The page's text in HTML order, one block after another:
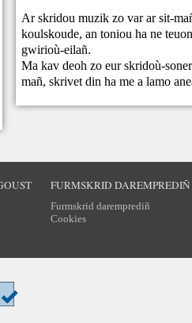
Ar skridou muzik zo var ar sit-
koulskoude, an toniou ha ne
gwirioù-eilañ.
Ma kav deoh zo eur skridoù-
mañ,skrivet din ha me a lamo
FURMSKRID DAREMPREDIÑ
Furmskrid daremprediñ
Cookies